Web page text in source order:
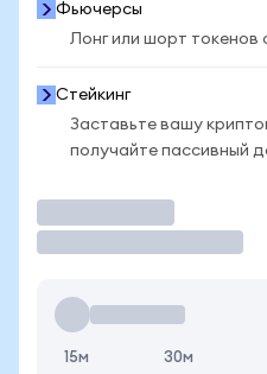
Фьючерсы
Лонг или шорт токенов
Стейкинг
Заставьте вашу
получайте пассивный
15м 30м